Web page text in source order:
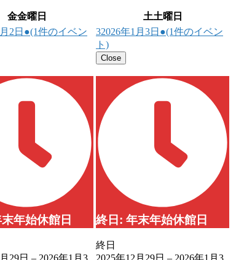
金金曜日 土土曜日
2日 ●(1件のイベン
年始休館日
32026年1月3日 ●(1件のイベン
ト)
Close
終日: 年末年始休館日
終日